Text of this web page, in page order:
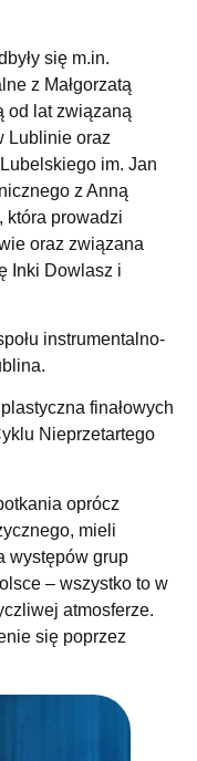
się m.in.
z Małgorzatą
od lat związaną
Lublinie oraz
im. Jan
z Anną
która prowadzi
oraz związana
Inki Dowlasz i
instrumentalno-
finałowych
Nieprzetartego
oprócz
mieli
występów grup
– wszystko to w
atmosferze.
się poprzez